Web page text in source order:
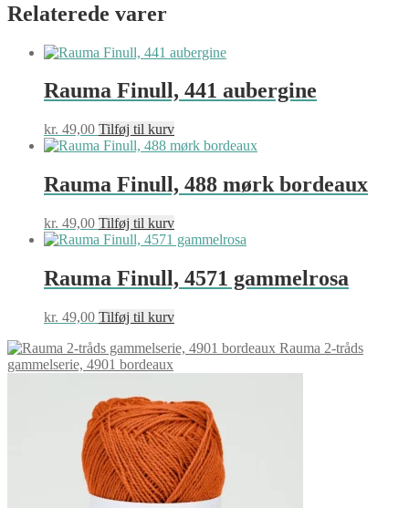
Relaterede varer
Rauma Finull, 441 aubergine
kr. 49,00 Tilføj til kurv
Rauma Finull, 488 mørk bordeaux
kr. 49,00 Tilføj til kurv
Rauma Finull, 4571 gammelrosa
kr. 49,00 Tilføj til kurv
Rauma 2-tråds
gammelserie, 4901 bordeaux